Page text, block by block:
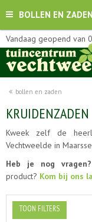
BOLLEN EN ZADEN
bollen en zaden
Vandaag geopend van
KRUIDENZADEN
Kweek zelf de
Vechtweelde in
Heb je nog vragen?
product? Kom bij ons
TOON FILTERS